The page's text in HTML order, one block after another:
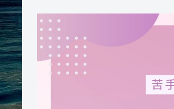
こちらでは中々理解が難しいと